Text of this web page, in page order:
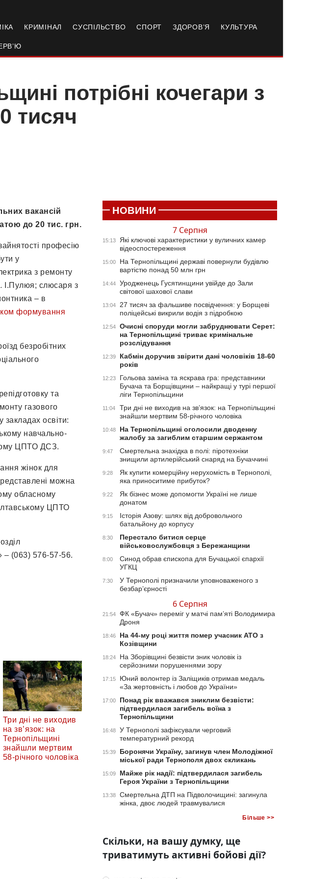
КРИМІНАЛ СУСПІЛЬСТВО СПОРТ ЗДОРОВ’Я КУЛЬТУРА
потрібні кочегари з
тисяч
вакансій
до 20 тис. грн.
професію
у
з ремонту
І.Пулюя; слюсаря з
– в
формування
безробітних
та
газового
закладах освіти:
навчально-
ЦПТО ДСЗ.
жінок для
можна
обласному
ЦПТО
– (063) 576-57-56.
Три дні не виходив
на зв’язок: на
Тернопільщині
знайшли мертвим
58-річного чоловіка
НОВИНИ
7 Серпня
15:13
Які ключові характеристики у вуличних камер
відеоспостереження
15:00
На Тернопільщині державі повернули будівлю
вартістю понад 50 млн грн
14:44
Уродженець Гусятинщини увійде до Зали
світової шахової слави
13:04
27 тисяч за фальшиве посвідчення: у Борщеві
поліцейські викрили водія з підробкою
12:54
Очисні споруди могли забруднювати Серет:
на Тернопільщині триває кримінальне
розслідування
12:39
Кабмін доручив звірити дані чоловіків 18-60
років
12:23
Гольова заміна та яскрава гра: представники
Бучача та Борщівщини – найкращі у турі першої
ліги Тернопільщини
11:04
Три дні не виходив на зв’язок: на Тернопільщині
знайшли мертвим 58-річного чоловіка
10:48
На Тернопільщині оголосили дводенну
жалобу за загиблим старшим сержантом
9:47
Смертельна знахідка в полі: піротехніки
знищили артилерійський снаряд на Бучаччині
9:28
Як купити комерційну нерухомість в Тернополі,
яка приноситиме прибуток?
9:22
Як бізнес може допомогти Україні не лише
донатом
9:15
Історія Азову: шлях від добровольчого
батальйону до корпусу
8:30
Перестало битися серце
військовослужбовця з Бережанщини
8:00
Синод обрав єпископа для Бучацької єпархії
УГКЦ
7:30
У Тернополі призначили уповноваженого з
безбар’єрності
6 Серпня
21:54
ФК «Бучач» переміг у матчі пам’яті Володимира
Дроня
18:46
На 44-му році життя помер учасник АТО з
Козівщини
18:24
На Зборівщині безвісти зник чоловік із
серйозними порушеннями зору
17:15
Юний волонтер із Заліщиків отримав медаль
«За жертовність і любов до України»
17:00
Понад рік вважався зниклим безвісти:
підтвердилася загибель воїна з
Тернопільщини
16:48
У Тернополі зафіксували черговий
температурний рекорд
15:39
Боронячи Україну, загинув член Молодіжної
міської ради Тернополя двох скликань
15:09
Майже рік надії: підтвердилася загибель
Героя України з Тернопільщини
13:38
Смертельна ДТП на Підволочищині: загинула
жінка, двоє людей травмувалися
Більше >>
Скільки, на вашу думку, ще
триватимуть активні бойові дії?